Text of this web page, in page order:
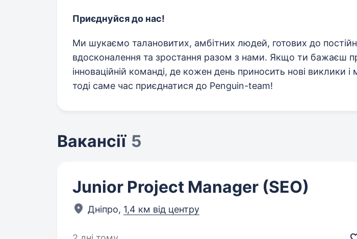
Приєднуйся до нас!
Ми шукаємо талановитих, амбітних людей, готових до
вдосконалення та зростання разом з нами. Якщо ти бажаєш
інноваційній команді, де кожен день приносить нові виклики і
тоді саме час приєднатися до Penguin-team!
Вакансії 5
Junior Project Manager (SEO)
Дніпро, 1,4 км від центру